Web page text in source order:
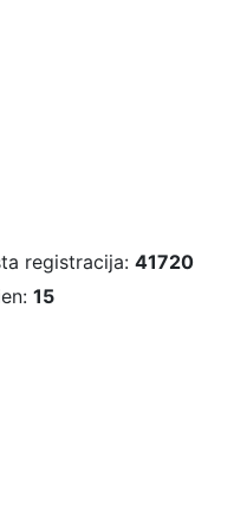
registracija: 41720
15